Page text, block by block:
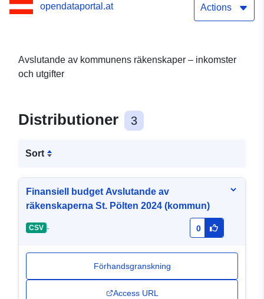
opendataportal.at Actions
Avslutande av kommunens räkenskaper – inkomster
och utgifter
Distributioner 3
Sort
Finansiell budget Avslutande av
räkenskaperna St. Pölten 2024 (kommun)
CSV - 0
Förhandsgranskning
Access URL